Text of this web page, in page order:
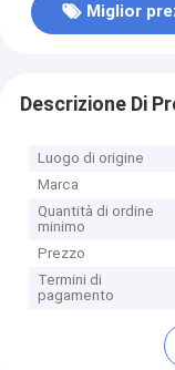
Miglior
Descrizione Di
Luogo di origine
Marca
Quantità di ordine
minimo
Prezzo
Termini di
pagamento